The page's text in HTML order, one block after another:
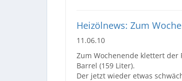
Heizölnews: Zum
11.06.10
Zum Wochenende klettert der
Barrel (159 Liter).
Der jetzt wieder etwas